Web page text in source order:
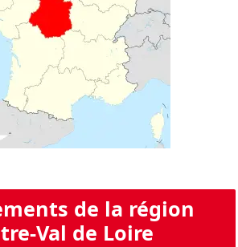
de la région
Val de Loire